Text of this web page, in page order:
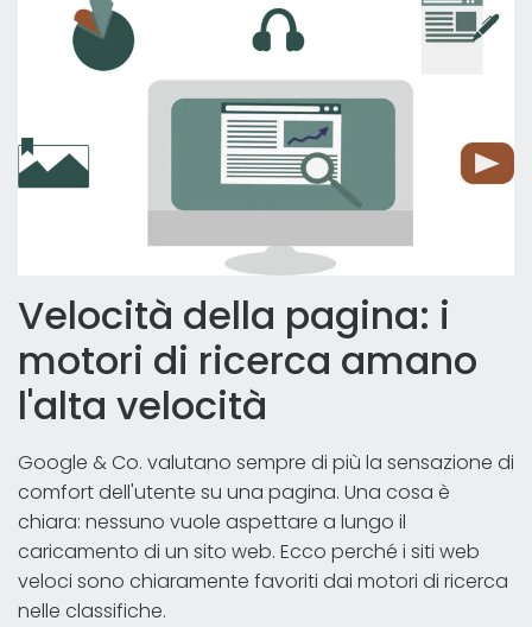
Velocità della pagina: i
motori di ricerca amano
l'alta velocità
Google & Co. valutano sempre di più la sensazione di
comfort dell'utente su una pagina. Una cosa è
chiara: nessuno vuole aspettare a lungo il
caricamento di un sito web. Ecco perché i siti web
veloci sono chiaramente favoriti dai motori di ricerca
nelle classifiche.